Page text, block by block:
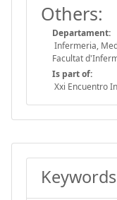
Others:
Departament:
Infermeria,
Facultat
Is part of:
Xxi Encuentro